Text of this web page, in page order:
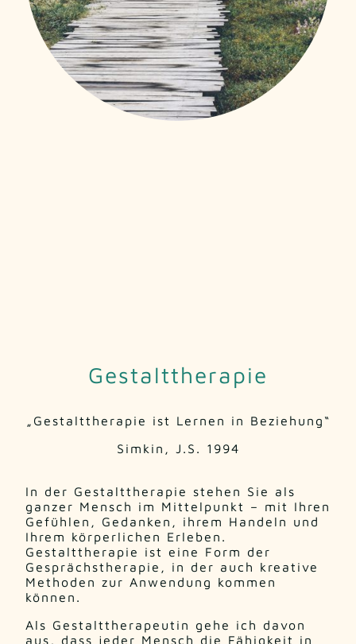
Gestalttherapie
„Gestalttherapie ist Lernen in Beziehung“
Simkin, J.S. 1994
In der Gestalttherapie stehen Sie als
ganzer Mensch im Mittelpunkt – mit Ihren
Gefühlen, Gedanken, ihrem Handeln und
Ihrem körperlichen Erleben.
Gestalttherapie ist eine Form der
Gesprächstherapie, in der auch kreative
Methoden zur Anwendung kommen
können.
Als Gestalttherapeutin gehe ich davon
aus, dass jeder Mensch die Fähigkeit in